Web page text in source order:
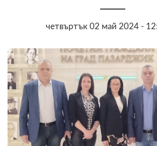
четвъртък 02 май 2024 -